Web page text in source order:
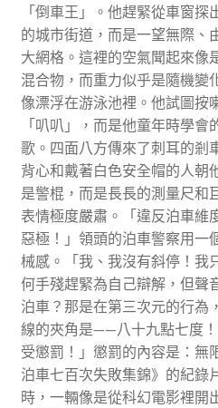
「倒車王」。他趕緊從車窗
的城市街道，而是一望無際、
大網格。這裡的空氣聞起來像
混合物，而重力似乎是隨機變
像漂浮在游泳池裡。他試圖按
「叭叭」，而是他童年時學
歌。四面八方傳來了刺耳的剎
背心和戴著白色安全帽的人朝
是警棍，而是長長的測量尺和
表情極度嚴肅。「違反泊車維
惡極！」領頭的泊車警察用一
械感。「我、我沒有斜停！我
何手殘趕緊為自己辯解，但聲
泊車？那是在第三次元的行為
線的夾角是——八十九點七度
受懲罰！」懲罰的內容是：無
泊車七百次失敗集錦》的紀錄
時，一輛像是從科幻電影裡開